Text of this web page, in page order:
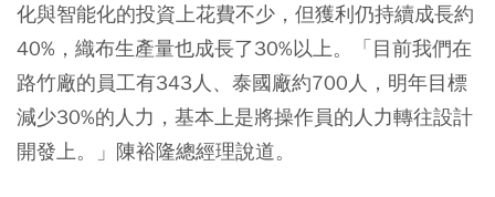
化與智能化的投資上花費不少，但獲利仍持續成長約
40%，織布生產量也成長了30%以上。「目前我們在
路竹廠的員工有343人、泰國廠約700人，明年目標
減少30%的人力，基本上是將操作員的人力轉往設計
開發上。」陳裕隆總經理說道。